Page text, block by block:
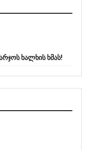
ხალხის ხმას!